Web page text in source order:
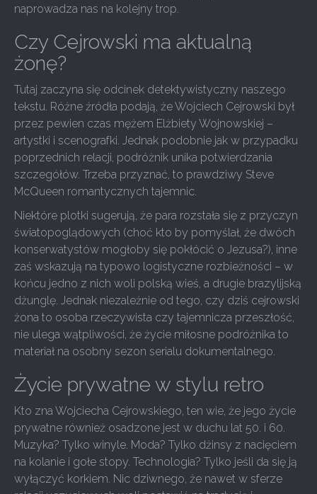
naprowadza nas na kolejny trop.
Czy Cejrowski ma aktualną
żonę?
Tutaj zaczyna się odcinek detektywistyczny naszego
tekstu. Różne źródła podają, że Wojciech Cejrowski był
przez pewien czas mężem Elżbiety Wojnowskiej –
artystki i scenografki. Jednak podobnie jak w przypadku
poprzednich relacji, podróżnik unika potwierdzania
szczegółów. Trzeba przyznać, to prawdziwy Steve
McQueen romantycznych tajemnic.
Niektóre plotki sugerują, że para rozstała się z przyczyn
światopoglądowych (choć kto by pomyślał, że dwóch
konserwatystów mogłoby się pokłócić o Jezusa?), inne
zaś wskazują na typowo logistyczne rozbieżności – w
końcu jedno z nich woli polską wieś, a drugie brazylijską
dżunglę. Jednak niezależnie od tego, czy dziś cejrowski
żona to osoba rzeczywista czy tajemnicza przeszłość,
nie ulega wątpliwości, że życie miłosne podróżnika to
materiał na osobny sezon serialu dokumentalnego.
Życie prywatne w stylu retro
Kto zna Wojciecha Cejrowskiego, ten wie, że jego życie
prywatne również osadzone jest w duchu lat 50. i 60.
Muzyka? Tylko winyle. Moda? Tylko dżinsy z nacięciem
na kolanie i gołe stopy. Technologia? Tylko jeśli da się ją
wyłączyć korkiem. Nic dziwnego, że nawet w sferze